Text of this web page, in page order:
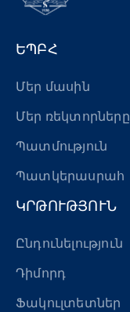
ԵՊԲՀ
Մեր մասին
Մեր ռեկտորները
Պատմություն
Պատկերասրահ
ԿՐԹՈՒԹՅՈՒՆ
Ընդունելություն
Դիմորդ
Ֆակուլտետներ